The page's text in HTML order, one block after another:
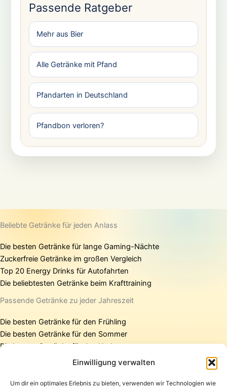
Einwilligung verwalten
Um dir ein optimales Erlebnis zu bieten, verwenden wir Technologien wie
Passende Ratgeber
Mehr aus Bier
Alle Getränke mit Pfand
Pfandarten in Deutschland
Pfandbon verloren?
Beliebte Getränke für jeden Anlass
Die besten Getränke für lange Gaming-Nächte
Zuckerfreie Getränke im großen Vergleich
Top 20 Energy Drinks für Autofahrten
Die beliebtesten Getränke beim Krafttraining
Passende Getränke zu jeder Jahreszeit
Die besten Getränke für den Frühling
Die besten Getränke für den Sommer
Die besten Getränke für den Herbst
Die besten Getränke für den Winter